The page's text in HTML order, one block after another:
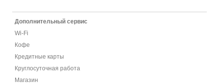
Дополнительный сервис
Wi-Fi
Кофе
Кредитные карты
Круглосуточная работа
Магазин